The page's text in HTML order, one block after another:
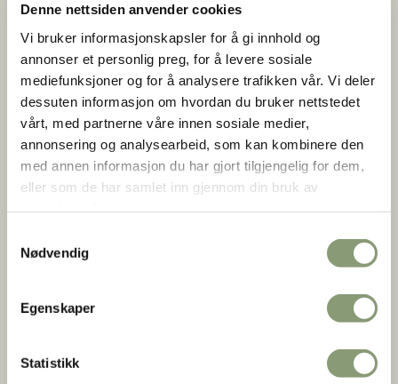
Denne nettsiden anvender cookies
Vi bruker informasjonskapsler for å gi innhold og
annonser et personlig preg, for å levere sosiale
mediefunksjoner og for å analysere trafikken vår. Vi deler
dessuten informasjon om hvordan du bruker nettstedet
vårt, med partnerne våre innen sosiale medier,
annonsering og analysearbeid, som kan kombinere den
med annen informasjon du har gjort tilgjengelig for dem,
eller som de har samlet inn gjennom din bruk av
Nødvendig
Egenskaper
Statistikk
Tilpasses alle trinn, aldre og nivåer, samt